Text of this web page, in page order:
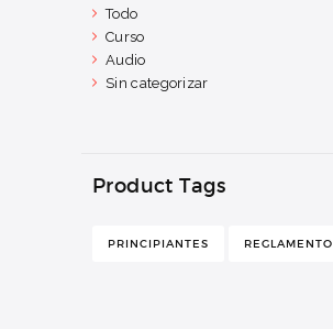
Todo
Curso
Audio
Sin categorizar
Product Tags
PRINCIPIANTES REGLAMENTO